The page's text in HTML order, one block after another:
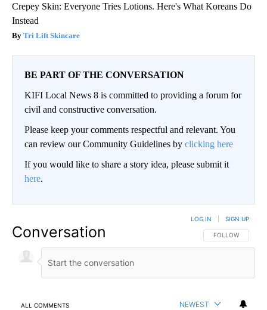
Crepey Skin: Everyone Tries Lotions. Here's What Koreans Do
Instead
Tri Lift Skincare
BE PART OF THE CONVERSATION
KIFI Local News 8 is committed to providing a forum for
civil and constructive conversation.
Please keep your comments respectful and relevant. You
can review our Community Guidelines by clicking here
If you would like to share a story idea, please submit it
here.
Conversation FOLLOW THIS
FOLLOW
LOG IN SIGN UP
ALL COMMENTS NEWEST